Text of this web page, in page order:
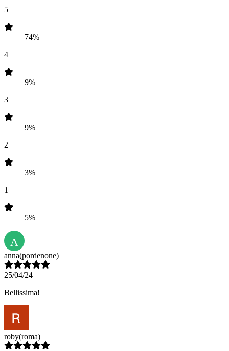
5
74%
4
9%
3
9%
2
3%
1
5%
A
anna(pordenone)
25/04/24
Bellissima!
roby(roma)